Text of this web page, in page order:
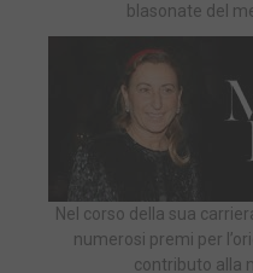
blasonate del
Nel corso della sua
numerosi premi per
contributo alla